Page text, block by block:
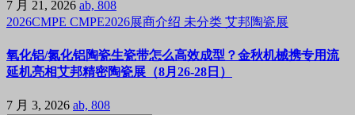
7 月 21, 2026 ab, 808
2026CMPE CMPE2026展商介绍 未分类 艾邦陶瓷展
氧化铝/氮化铝陶瓷生瓷带怎么高效成型？金秋机械携专用流
延机亮相艾邦精密陶瓷展（8月26-28日）
7 月 3, 2026 ab, 808